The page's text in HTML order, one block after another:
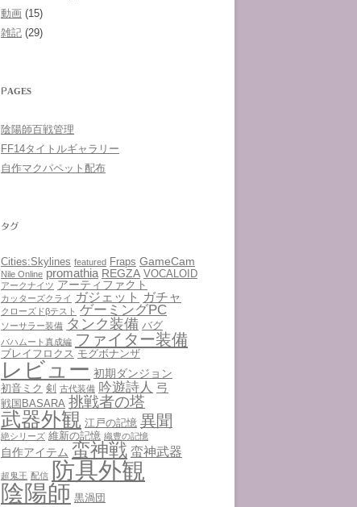
動画 (15)
雑記 (29)
PAGES
陰陽師百戦管理
FF14タイトルギャラリー
自作マクパペット配布
タグ
Cities:Skylines featured Fraps GameCam
Nile Online promathia REGZA VOCALOID
アークナイツ アーティファクト
カッターズクライ ガジェット ガチャ
クローズドβテスト ゲーミングPC
ソーサラー装備 タンク装備 バグ
バハムート真成編 ファイター装備
ブレイフロクス モグボナンザ
レビュー 初期ダンジョン
初音ミク 剣 古代装備 吟遊詩人 弓
戦国BASARA 挑戦者の塔
武器外観 江戸の記憶 異聞
絶シリーズ 維新の記憶 織豊の記憶
自作アイテム 蛮神戦 蛮神武器
超鬼王 配信 防具外観
陰陽師 黒渦団